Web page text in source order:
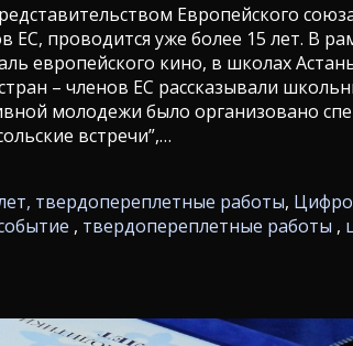
Европейского
ЕС, проводится уже более 15 лет. В
европейского кино, в школах
– членов ЕС рассказывали
молодежи было организовано
встречи”,…
твердопереплетные работы,
, твердопереплетные работы ,